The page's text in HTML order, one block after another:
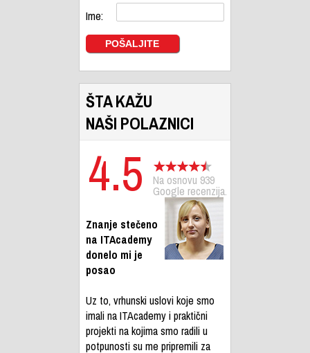
Ime:
ŠTA KAŽU
NAŠI POLAZNICI
4.5 Na osnovu 939
Google recenzija.
Znanje stečeno
na ITAcademy
donelo mi je
posao
Uz to, vrhunski uslovi koje smo
imali na ITAcademy i praktični
projekti na kojima smo radili u
potpunosti su me pripremili za